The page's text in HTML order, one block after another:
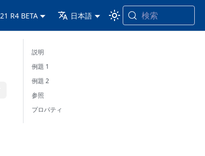
21 R4 BETA 日本語 検索
説明
例題 1
例題 2
参照
プロパティ